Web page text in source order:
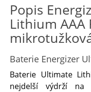
Popis
Lithium AAA
Baterie Energizer
Baterie Ultimate
nejdelší výdrží na